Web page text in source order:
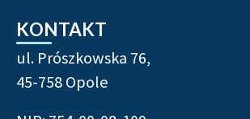
KONTAKT
ul. Prószkowska 76,
45-758 Opole